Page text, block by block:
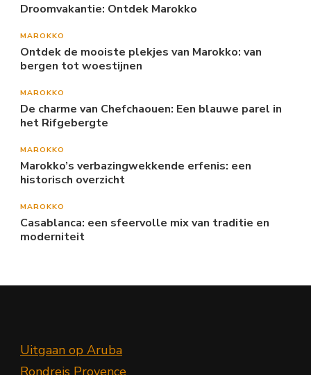
Droomvakantie: Ontdek Marokko
MAROKKO
Ontdek de mooiste plekjes van Marokko: van
bergen tot woestijnen
MAROKKO
De charme van Chefchaouen: Een blauwe parel in
het Rifgebergte
MAROKKO
Marokko’s verbazingwekkende erfenis: een
historisch overzicht
MAROKKO
Casablanca: een sfeervolle mix van traditie en
moderniteit
Uitgaan op Aruba
Rondreis Provence